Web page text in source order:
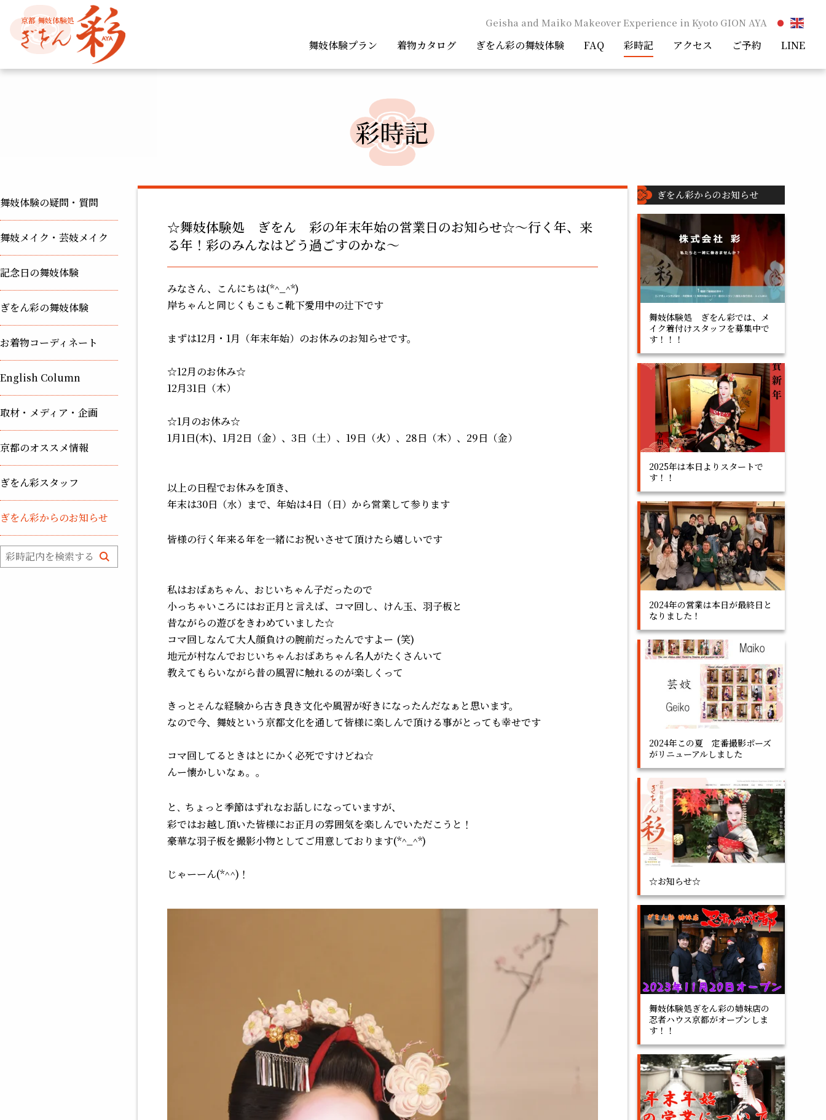
京都 舞妓体験処 Geisha and Maiko Makeover Experience in Kyoto GION AYA
舞妓体験プラン 着物カタログ ぎをん彩の舞妓体験 FAQ 彩時記 アクセス ご予約 LINE
彩時記
舞妓体験の疑問・質問
舞妓メイク・芸妓メイク
記念日の舞妓体験
ぎをん彩の舞妓体験
お着物コーディネート
English Column
取材・メディア・企画
京都のオススメ情報
ぎをん彩スタッフ
ぎをん彩からのお知らせ
☆舞妓体験処 ぎをん 彩の年末年始の営業日のお知らせ☆～行く年、来
る年！彩のみんなはどう過ごすのかな～
みなさん、こんにちは(*^_^*)
岸ちゃんと同じくもこもこ靴下愛用中の辻下です
まずは12月・1月（年末年始）のお休みのお知らせです。
☆12月のお休み☆
12月31日（木）
☆1月のお休み☆
1月1日(木)、1月2日（金）、3日（土）、19日（火）、28日（木）、29日（金）
以上の日程でお休みを頂き、
年末は30日（水）まで、年始は4日（日）から営業して参ります
皆様の行く 年来る年を一緒にお祝いさせて頂けたら嬉しいです
私はおばあちゃん、おじいちゃん子だったので
小っちゃいころにはお正月と言えば、コマ回し、けん玉、羽子板と
昔ながらの遊びをきわめていました☆
コマ回しなんて大人顔負けの腕前だったんですよー (笑)
地元が村なんでおじいちゃんおばあちゃん名人がたくさんいて
教えてもらいながら昔の風習に触れるのが楽しくって
き っと そんな経験から古き良き文化や風習が好きになったんだなぁと思います。
なので今、舞妓という京都文化を通して皆様に楽しんで頂ける事がとっても幸せです
コマ回してるときはとにかく必死ですけどね☆
んー懐かしいなぁ。。
と、 ちょっと季節はずれなお話しになっていますが、
彩ではお越し頂いた皆様にお正月 の雰囲気を楽しんでいただこうと！
豪華な羽子板を撮影小物としてご用意しております(*^_^*)
じゃーーん(*^^)！
ぎをん彩からのお知らせ
舞妓体験処 ぎをん彩では、メ
イク着付けスタッフを募集中で
す！！！
2025年は本日よりスタートで
す！！
2024年の営業は本日が最終日と
なりました！
2024年この夏 定番撮影ポーズ
がリニューアルしました
☆お知らせ☆
舞妓体験処ぎをん彩の姉妹店の
忍者ハウス京都がオープンしま
す！！